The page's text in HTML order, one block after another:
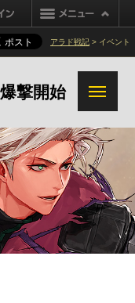
ログイン
アラド戦記 > イベント
撃開始
イントルーダー
真アサルト